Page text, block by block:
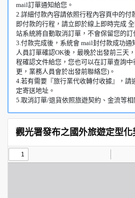
mail訂單通知給您。
2.詳細付款內容請依照行程內容頁中的付
即付款的行程，請立即於線上即時完成
站系統將自動取消訂單，不會保留您的訂
3.付款完成後，系統會 mail封付款成功
人員訂單確認OK後，最晚於出發前三天
程確認文件給您，您也可以在訂單查詢
更，業務人員會於出發前聯絡您)。
4.若有需要『旅行業代收轉付收據』，請
定寄送地址。
5.取消訂單/退貨依照旅遊契約、金流等相
觀光署發布之國外旅遊定型化